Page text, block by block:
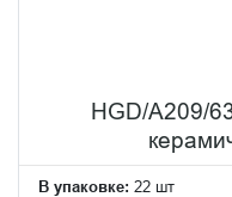
HGD/A209/
В упаковке: 22 шт